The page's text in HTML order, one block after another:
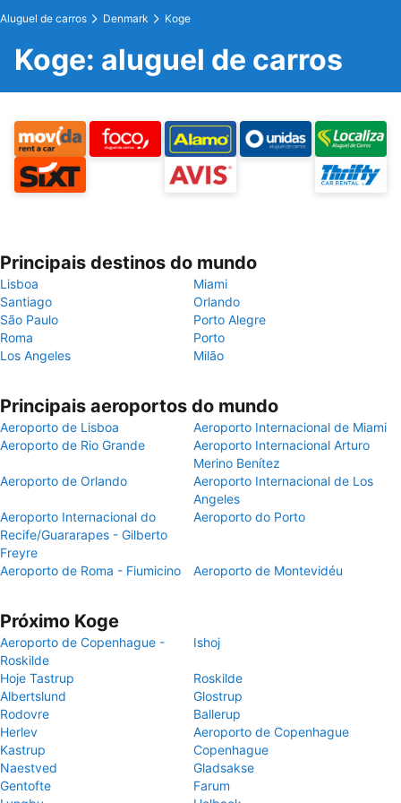
Aluguel de carros Denmark Koge
Koge: aluguel de carros
Principais destinos do mundo
Lisboa
Miami
Santiago
Orlando
São Paulo
Porto Alegre
Roma
Porto
Los Angeles
Milão
Principais aeroportos do mundo
Aeroporto de Lisboa
Aeroporto Internacional de Miami
Aeroporto de Rio Grande
Aeroporto Internacional Arturo
Merino Benítez
Aeroporto de Orlando
Aeroporto Internacional de Los
Angeles
Aeroporto Internacional do
Recife/Guararapes - Gilberto
Freyre
Aeroporto do Porto
Aeroporto de Roma - Fiumicino Aeroporto de Montevidéu
Próximo Koge
Aeroporto de Copenhague -
Roskilde
Ishoj
Hoje Tastrup
Roskilde
Albertslund
Glostrup
Rodovre
Ballerup
Herlev
Aeroporto de Copenhague
Kastrup
Copenhague
Naestved
Gladsakse
Gentofte
Farum